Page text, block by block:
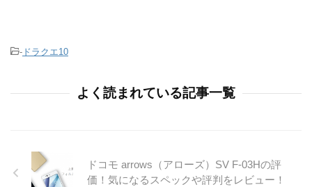
- ドラクエ10
よく読まれている記事一覧
ドコモ arrows（アローズ）SV F-03Hの評
価！気になるスペックや評判をレビュー！